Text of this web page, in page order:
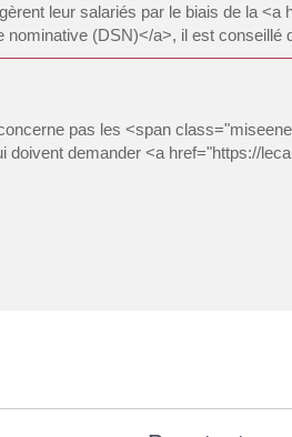
leur salariés par le biais de la
nominative (DSN)</a>, il est conseillé
pas les <span
doivent demander <a href="https://